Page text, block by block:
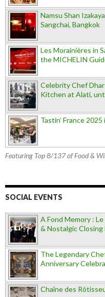
Namsu Shan
Sangchai, Bangkok
Les Morainières in
the MICHELIN
Celebrity Chef
Kitchen at Alati,
Tastin’ France
Featuring Top 8/137 of Food &
SOCIAL EVENTS
A Fond Memory :
& Nostalgic Closing
The Legendary
Anniversary
Chaîne des